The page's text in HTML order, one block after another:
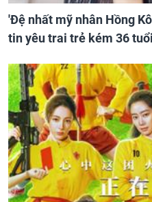
'Đệ nhất mỹ nhân Hồng
tin yêu trai trẻ kém 36 tuổi